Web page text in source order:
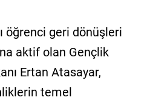
öğrenci geri dönüşleri
aktif olan Gençlik
Ertan Atasayar,
temel